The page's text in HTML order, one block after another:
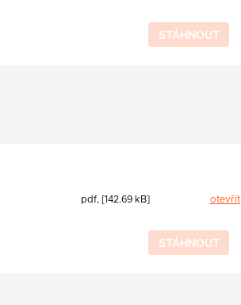
pdf, [142.69 kB] otevřít